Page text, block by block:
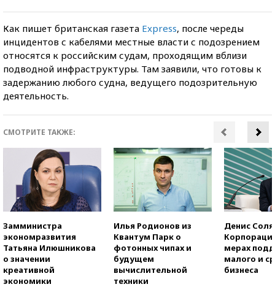
Как пишет британская газета Express, после череды
инцидентов с кабелями местные власти с подозрением
относятся к российским судам, проходящим вблизи
подводной инфраструктуры. Там заявили, что готовы к
задержанию любого судна, ведущего подозрительную
деятельность.
СМОТРИТЕ ТАКЖЕ:
Замминистра
экономразвития
Татьяна Илюшникова
о значении
креативной
экономики
Илья Родионов из
Квантум Парк о
фотонных чипах и
будущем
вычислительной
техники
Денис
мерах
малого и
бизнеса